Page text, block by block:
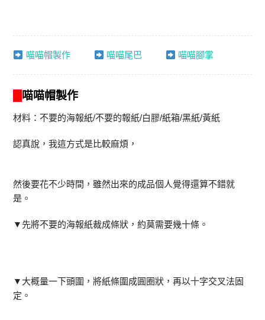
喵喵帽製作 喵喵尾巴 喵喵腳掌
喵喵帽製作
材料：不要的海報紙/不要的報紙/白膠/紙箱/黑紙/黃紙
認真說，我這方式是比較麻煩，
然後要花不少時間，雖然出來的成品個人覺得還算不錯就
是。
▼先將不要的海報紙裁成條狀，約莫需要幾十條。
▼大概量一下頭圍，將紙條圍成圓圈狀，再以十字交叉法固
定。